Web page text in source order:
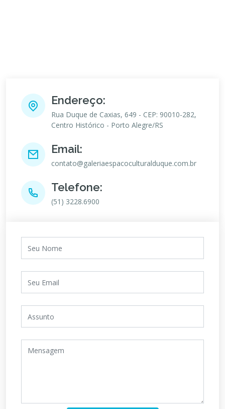
Endereço:
Rua Duque de Caxias, 649 - CEP: 90010-282,
Centro Histórico - Porto Alegre/RS
Email:
contato@galeriaespacoculturalduque.com.br
Telefone:
(51) 3228.6900